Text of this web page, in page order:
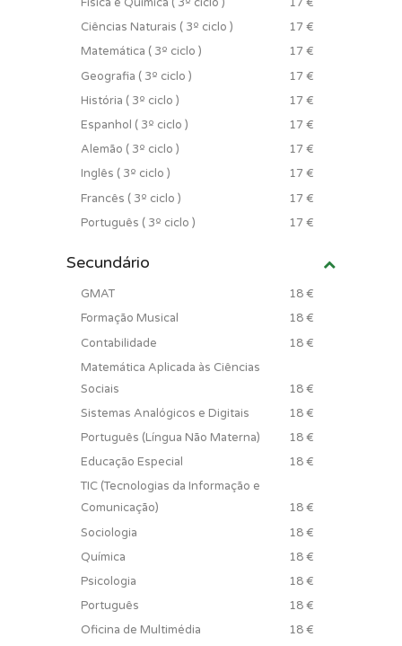
Ciências Naturais ( 3º ciclo )
17 €
Matemática ( 3º ciclo )
17 €
Geografia ( 3º ciclo )
17 €
História ( 3º ciclo )
17 €
Espanhol ( 3º ciclo )
17 €
Alemão ( 3º ciclo )
17 €
Inglês ( 3º ciclo )
17 €
Francês ( 3º ciclo )
17 €
Português ( 3º ciclo )
17 €
Secundário
GMAT
18 €
Formação Musical
18 €
Contabilidade
18 €
Matemática Aplicada às Ciências
Sociais
18 €
Sistemas Analógicos e Digitais
18 €
Português (Língua Não Materna)
18 €
Educação Especial
18 €
TIC (Tecnologias da Informação e
Comunicação)
18 €
Sociologia
18 €
Química
18 €
Psicologia
18 €
Português
18 €
Oficina de Multimédia
18 €